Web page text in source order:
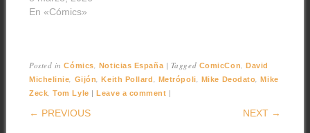
En «Cómics»
Posted inCómics, Noticias España | Tagged ComicCon,David
Michelinie, Gijón,Keith Pollard , Metrópoli, Mike Deodato,Mike
Zeck,Tom Lyle |Leave a comment |
POST NAVIGATION
← PREVIOUS NEXT →